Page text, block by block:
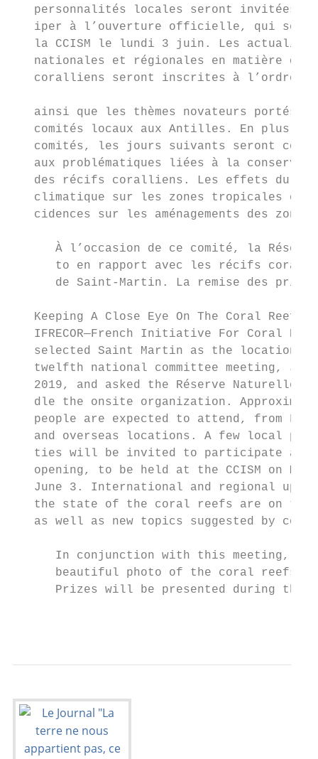
personnalités locales seront invitées à
iper à l’ouverture officielle, qui se
la CCISM le lundi 3 juin. Les
nationales et régionales en matière de
coralliens seront inscrites à l’ordre
ainsi que les thèmes novateurs portés
comités locaux aux Antilles. En plus
comités, les jours suivants seront
aux problématiques liées à la
des récifs coralliens. Les effets du
climatique sur les zones tropicales et
cidences sur les aménagements des
À l’occasion de ce comité, la
to en rapport avec les récifs
de Saint-Martin. La remise des prix
   Keeping A Close Eye On The Coral Reefs
IFRECOR—French Initiative For Coral
selected Saint Martin as the location
twelfth national committee meeting,
2019, and asked the Réserve Naturelle
dle the onsite organization.
people are expected to attend, from
and overseas locations. A few local
ties will be invited to participate at
opening, to be held at the CCISM on
June 3. International and regional
the state of the coral reefs are on
as well as new topics suggested by
In conjunction with this meeting,
beautiful photo of the coral reefs
Prizes will be presented during the